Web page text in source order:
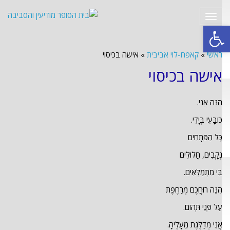
פתח סרגל נגישות
תפריט
ראשי » קאפח-לוי אביבית » אישה בכיסוי
אישה בכיסוי
הִנֵּה אֲנִי.
כּוֹבָעִי בְּיָדִי.
כָּל הַפְּתָחִים
נְקָבִים, חֲלוּלִים
בִּי מִתְמַלְּאִים.
הִנֵּה רוּחֲכֶם מְרַחֶפֶת
עַל פְּנֵי תְּהוֹם.
אֲנִי מְדַלֶּגֶת מֵעָלֶיהָ.